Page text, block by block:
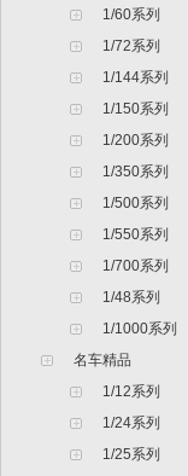
1/60系列
1/72系列
1/144系列
1/150系列
1/200系列
1/350系列
1/500系列
1/550系列
1/700系列
1/48系列
1/1000系列
名车精品
1/12系列
1/24系列
1/25系列